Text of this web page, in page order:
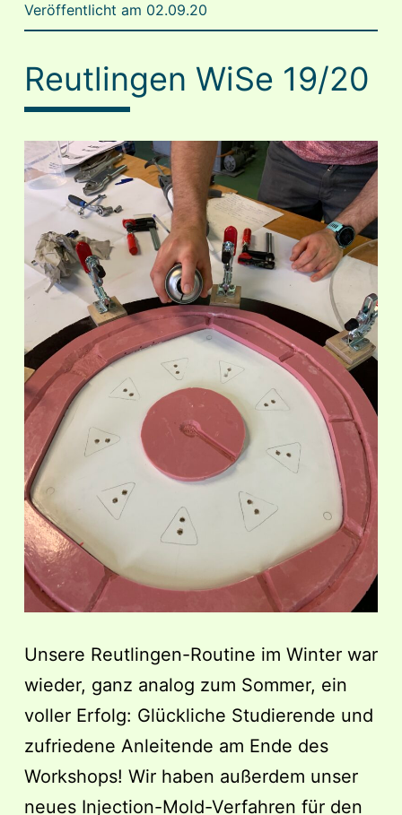
Veröffentlicht am 02.09.20
Reutlingen WiSe 19/20
Unsere Reutlingen-Routine im Winter war
wieder, ganz analog zum Sommer, ein
voller Erfolg: Glückliche Studierende und
zufriedene Anleitende am Ende des
Workshops! Wir haben außerdem unser
neues Injection-Mold-Verfahren für den